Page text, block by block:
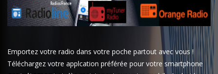
Emportez votre radio dans votre poche partout avec vous !
Téléchargez votre applcation préférée pour votre smartphone